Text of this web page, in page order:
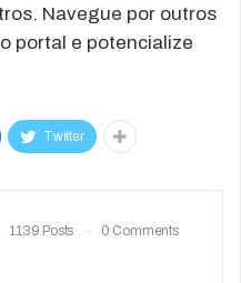
Navegue por outros
portal e potencialize
Twitter
1139 Posts 0 Comments